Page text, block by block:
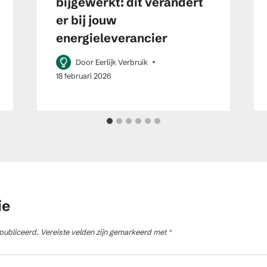
er bij jouw
energieleverancier
Door Eerlijk Verbruik
18 februari 2026
Vereiste velden zijn gemarkeerd met*